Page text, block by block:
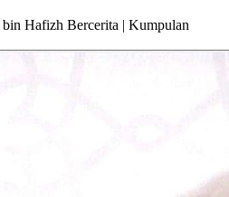
Hafizh Bercerita | Kumpulan